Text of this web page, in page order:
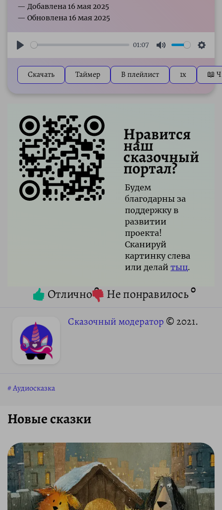
01:07
Mute
Скачать Таймер В плейлист 1x 📖
Нравится
наш
сказочный
портал?
Будем
благодарны за
поддержку в
развитии
проекта!
Сканируй
картинку слева
или делай тыц.
Отлично0 Не понравилось0
Сказочный модератор © 2021.
Аудиосказка
Новые сказки